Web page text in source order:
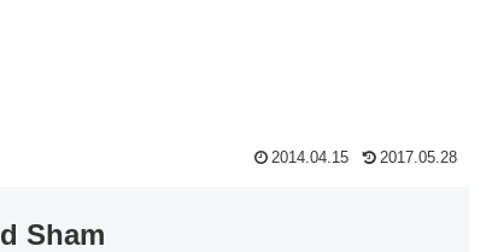
2014.04.15 2017.05.28
Sham